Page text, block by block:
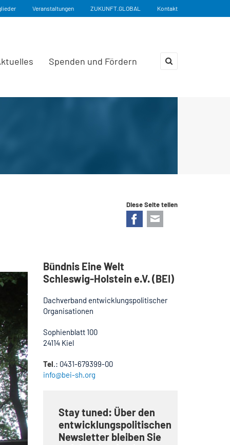
Veranstaltungen ZUKUNFT.GLOBAL Kontakt
Spenden und Fördern
Diese Seite teilen
Facebook
Bündnis Eine Welt
Schleswig-Holstein e.V. (BEI)
Dachverband entwicklungspolitischer
Organisationen
Sophienblatt 100
24114 Kiel
Tel .: 0431-679399-00
info@bei-sh.org
Stay tuned: Über den
entwicklungspolitischen
Newsletter bleiben Sie